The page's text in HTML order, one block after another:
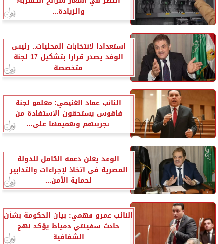
والزيادة...
استعدادا لانتخابات المحليات.. رئيس
الوفد يصدر قرارا بتشكيل 17 لجنة
متخصصة
النائب عماد الغنيمي: معلمو لجنة
فاقوس يستحقون الاستفادة من
تجربتهم وتعميمها على...
الوفد يعلن دعمه الكامل للدولة
المصرية فى اتخاذ لإجراءات والتدابير
لحماية الأمن...
النائب عمرو فهمي: بيان الحكومة بشأن
حادث سفينتي دمياط يؤكد نهج
الشفافية